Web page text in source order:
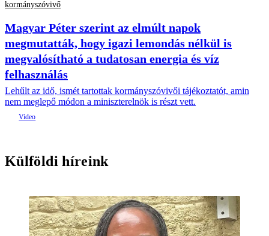
kormányszóvivő
Magyar Péter szerint az elmúlt napok
megmutatták, hogy igazi lemondás nélkül is
megvalósítható a tudatosan energia és víz
felhasználás
Lehűlt az idő, ismét tartottak kormányszóvivői tájékoztatót, amin
nem meglepő módon a miniszterelnök is részt vett.
Külföldi híreink